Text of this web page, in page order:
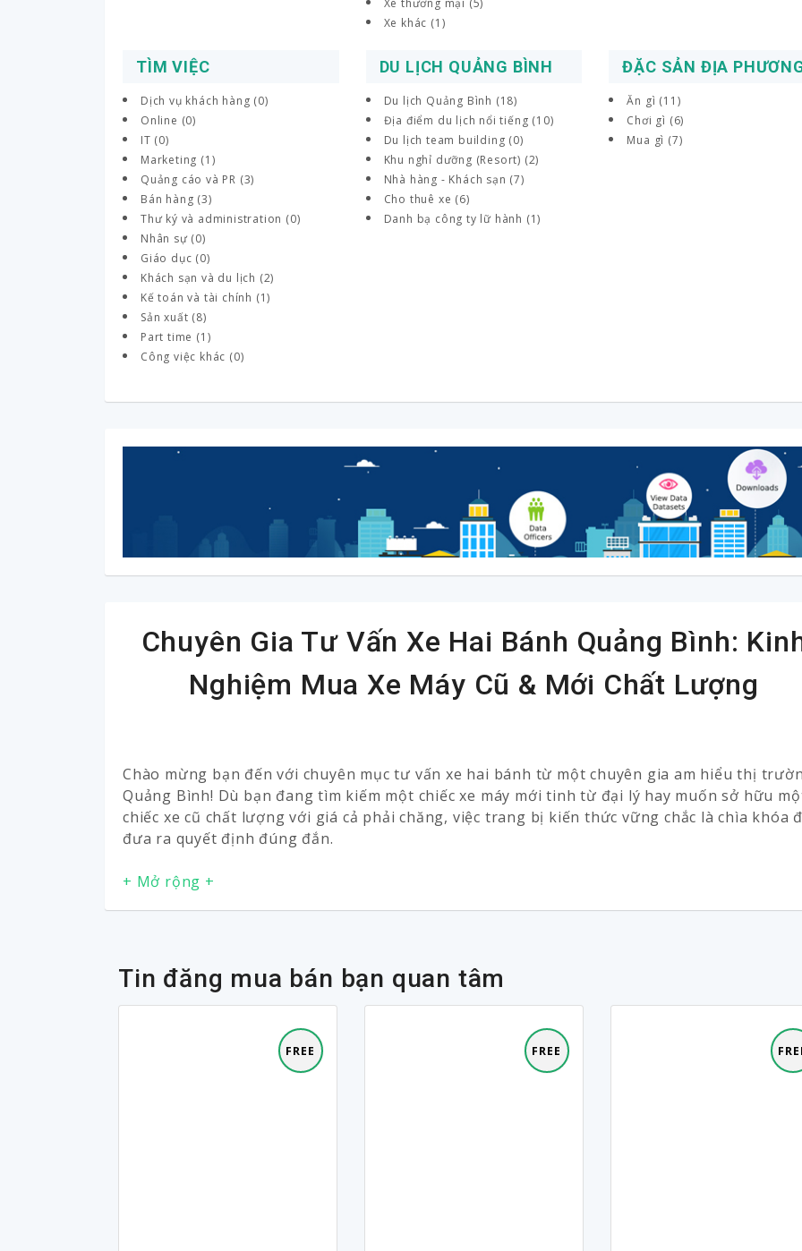
Xe thương mại (5)
Xe khác (1)
TÌM VIỆC
Dịch vụ khách hàng (0)
Online (0)
IT (0)
Marketing (1)
Quảng cáo và PR (3)
Bán hàng (3)
Thư ký và administration (0)
Nhân sự (0)
Giáo dục (0)
Khách sạn và du lịch (2)
Kế toán và tài chính (1)
Sản xuất (8)
Part time (1)
Công việc khác (0)
DU LỊCH QUẢNG BÌNH
Du lịch Quảng Bình (18)
Địa điểm du lịch nổi tiếng (10)
Du lịch team building (0)
Khu nghỉ dưỡng (Resort) (2)
Nhà hàng - Khách sạn (7)
Cho thuê xe (6)
Danh bạ công ty lữ hành (1)
ĐẶC SẢN ĐỊA
Ăn gì (11)
Chơi gì (6)
Mua gì (7)
Chuyên Gia Tư Vấn Xe Hai Bánh Quảng Bình:
Nghiệm Mua Xe Máy Cũ & Mới Chất Lượng
Chào mừng bạn đến với chuyên mục tư vấn xe hai bánh từ một chuyên gia am hiểu thị
Quảng Bình! Dù bạn đang tìm kiếm một chiếc xe máy mới tinh từ đại lý hay muốn sở hữu
chiếc xe cũ chất lượng với giá cả phải chăng, việc trang bị kiến thức vững chắc là chìa khóa
đưa ra quyết định đúng đắn.
Tin đăng mua bán bạn quan tâm
FREE FREE